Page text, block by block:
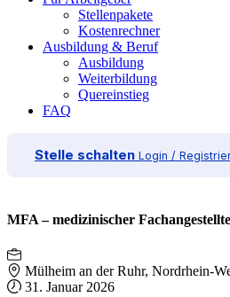
Stellenpakete
Kostenrechner
Ausbildung & Beruf
Ausbildung
Weiterbildung
Quereinstieg
FAQ
Stelle schalten Login /
MFA – medizinischer
Mülheim an der Ruhr, Nordrhein-
31. Januar 2026